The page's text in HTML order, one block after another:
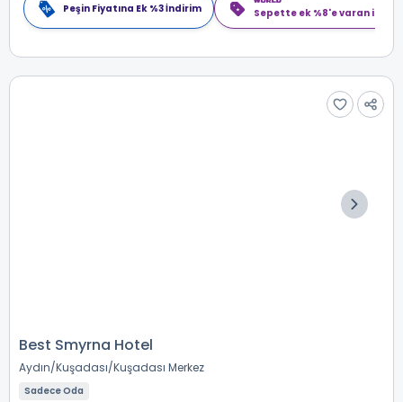
Peşin Fiyatına Ek %3 İndirim Sepette ek %8'e varan
Best Smyrna Hotel
Aydın Kuşadası Kuşadası Merkez
Sadece Oda